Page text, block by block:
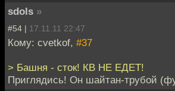
sdols »
#54 | 17.11.11 22:47
Кому: cvetkof, #37
> Башня - сток! КВ НЕ ЕДЕТ!
Приглядись! Он шайтан-трубой